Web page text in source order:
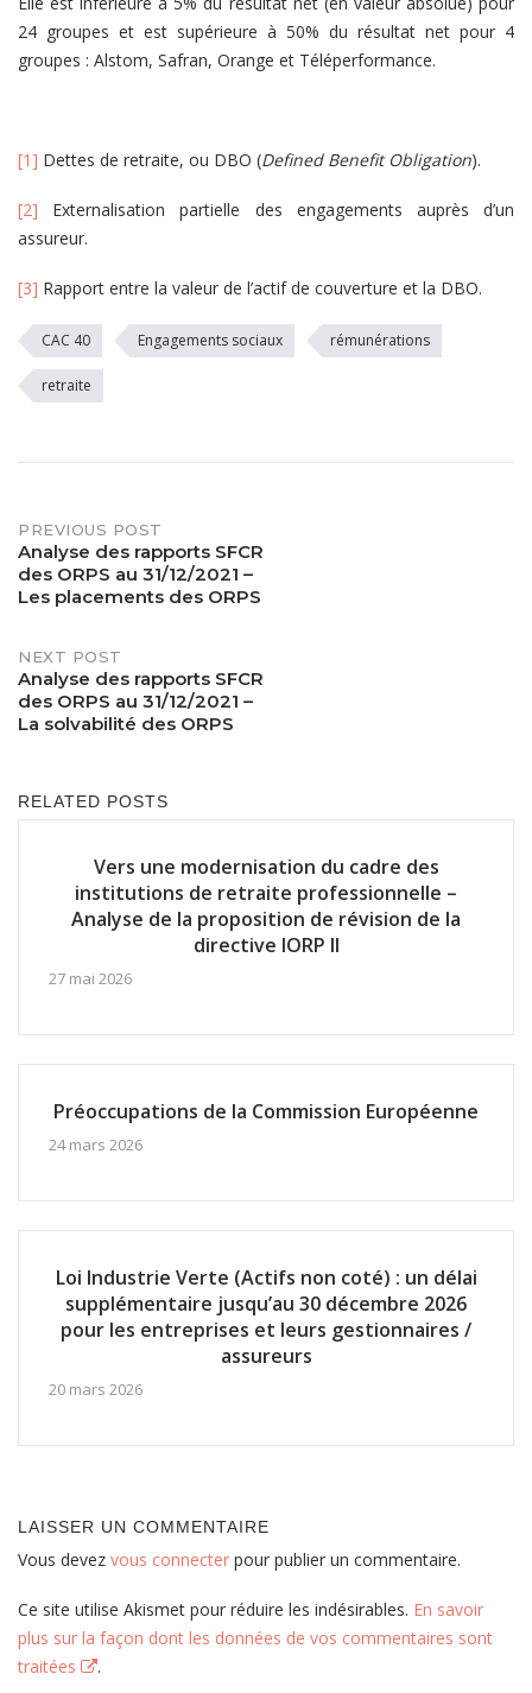
24 groupes et est supérieure à 50% du résultat net pour 4
groupes : Alstom, Safran, Orange et Téléperformance.
[1] Dettes de retraite, ou DBO (Defined Benefit Obligation).
[2] Externalisation partielle des engagements auprès d’un
assureur.
[3] Rapport entre la valeur de l’actif de couverture et la DBO.
CAC 40 Engagements sociaux rémunérations
retraite
Post
navigation
PREVIOUS POST
Analyse des rapports SFCR
des ORPS au 31/12/2021 –
Les placements des ORPS
NEXT POST
Analyse des rapports SFCR
des ORPS au 31/12/2021 –
La solvabilité des ORPS
RELATED POSTS
Vers une modernisation du cadre des
institutions de retraite professionnelle –
Analyse de la proposition de révision de la
directive IORP II
27 mai 2026
Préoccupations de la Commission Européenne
24 mars 2026
Loi Industrie Verte (Actifs non coté) : un délai
supplémentaire jusqu’au 30 décembre 2026
pour les entreprises et leurs gestionnaires /
assureurs
20 mars 2026
LAISSER UN COMMENTAIRE
Vous devez vous connecter pour publier un commentaire.
Ce site utilise Akismet pour réduire les indésirables. En savoir
plus sur la façon dont les données de vos commentaires sont
traitées
.